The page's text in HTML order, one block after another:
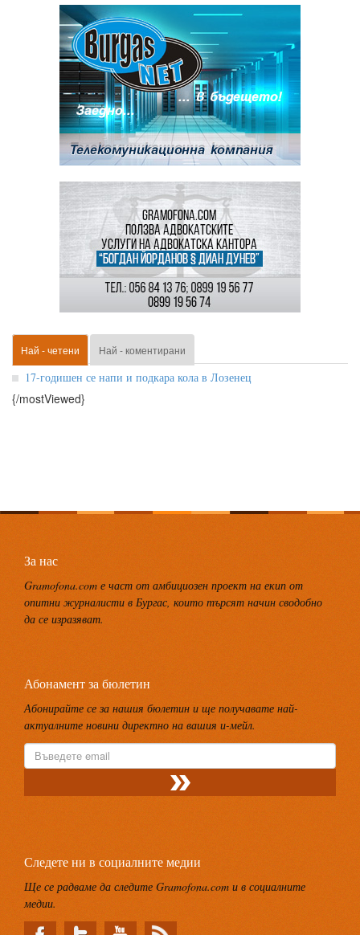
Най - четени Най - коментирани
17-годишен се напи и подкара кола в Лозенец
{/mostViewed}
За нас
Gramofona.com е част от амбициозен проект на екип от
опитни журналисти в Бургас, които търсят начин сводобно
да се изразяват.
Абонамент за бюлетин
Абонирайте се за нашия бюлетин и ще получавате най-
актуалните новини директно на вашия и-мейл.
Следете ни в социалните медии
Ще се радваме да следите Gramofona.com и в социалните
медии.